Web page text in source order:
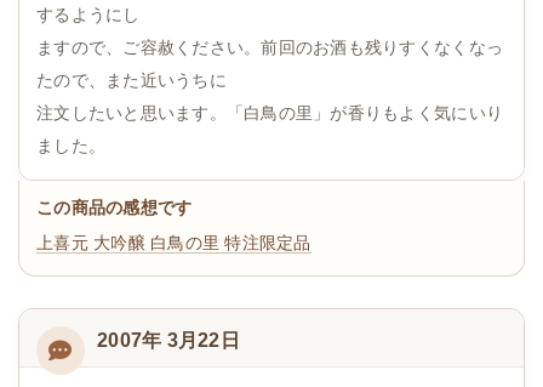
するようにし
ますので、ご容赦ください。前回のお酒も残りすくなくなっ
たので、また近いうちに
注文したいと思います。「白鳥の里」が香りもよく気にいり
ました。
この商品の感想です
上喜元 大吟醸 白鳥の里 特注限定品
2007年 3月22日